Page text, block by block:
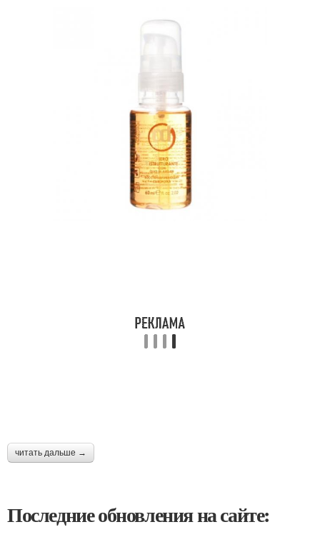
читать дальше →
Последние обновления на сайте: